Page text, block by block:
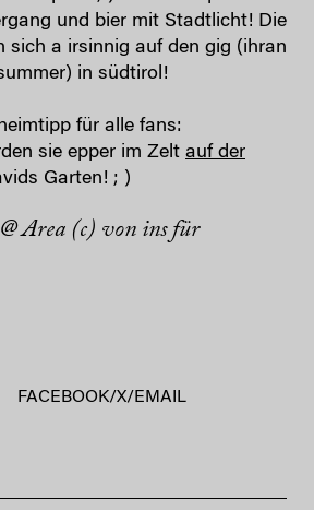
und bier mit Stadtlicht! Die
sich a irsinnig auf den gig (ihran
in südtirol!
für alle fans:
sie epper im Zelt auf der
Garten! ; )
Area (c) von ins für
FACEBOOK/X/ EMAIL